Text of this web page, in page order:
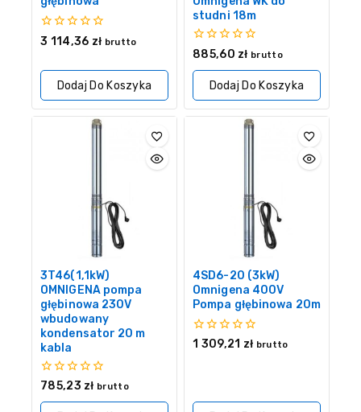
0
3 114,36 zł brutto
Dodaj Do Koszyka
studni 18m
0
5
885,60 zł brutto
Dodaj Do Koszyka
3T46(1,1kW)
OMNIGENA pompa
głębinowa 230V
wbudowany
kondensator 20 m
kabla
0
5
785,23 zł brutto
4SD6-20 (3kW)
Omnigena 400V
Pompa głębinowa 20m
0
1 309,21 zł brutto